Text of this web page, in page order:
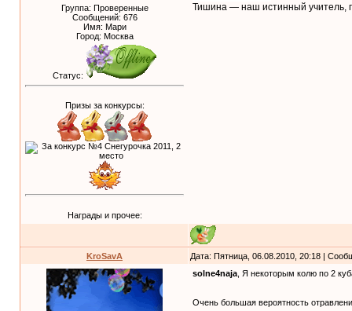
Группа: Проверенные
Сообщений: 676
Имя: Мари
Город: Москва
Статус:
Призы за конкурсы:
Награды и прочее:
Тишина — наш истинный учитель,
KroSavA Дата: Пятница, 06.08.2010, 20:18 |
solne4naja , Я некоторым колю по 2
Очень большая вероятность